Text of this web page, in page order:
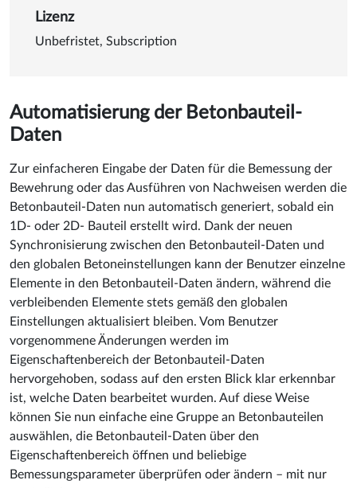
Lizenz
Unbefristet, Subscription
Automatisierung der Betonbauteil-
Daten
Zur einfacheren Eingabe der Daten für die Bemessung der
Bewehrung oder das Ausführen von Nachweisen werden die
Betonbauteil-Daten nun automatisch generiert, sobald ein
1D- oder 2D- Bauteil erstellt wird. Dank der neuen
Synchronisierung zwischen den Betonbauteil-Daten und
den globalen Betoneinstellungen kann der Benutzer einzelne
Elemente in den Betonbauteil-Daten ändern, während die
verbleibenden Elemente stets gemäß den globalen
Einstellungen aktualisiert bleiben. Vom Benutzer
vorgenommene Änderungen werden im
Eigenschaftenbereich der Betonbauteil-Daten
hervorgehoben, sodass auf den ersten Blick klar erkennbar
ist, welche Daten bearbeitet wurden. Auf diese Weise
können Sie nun einfache eine Gruppe an Betonbauteilen
auswählen, die Betonbauteil-Daten über den
Eigenschaftenbereich öffnen und beliebige
Bemessungsparameter überprüfen oder ändern – mit nur